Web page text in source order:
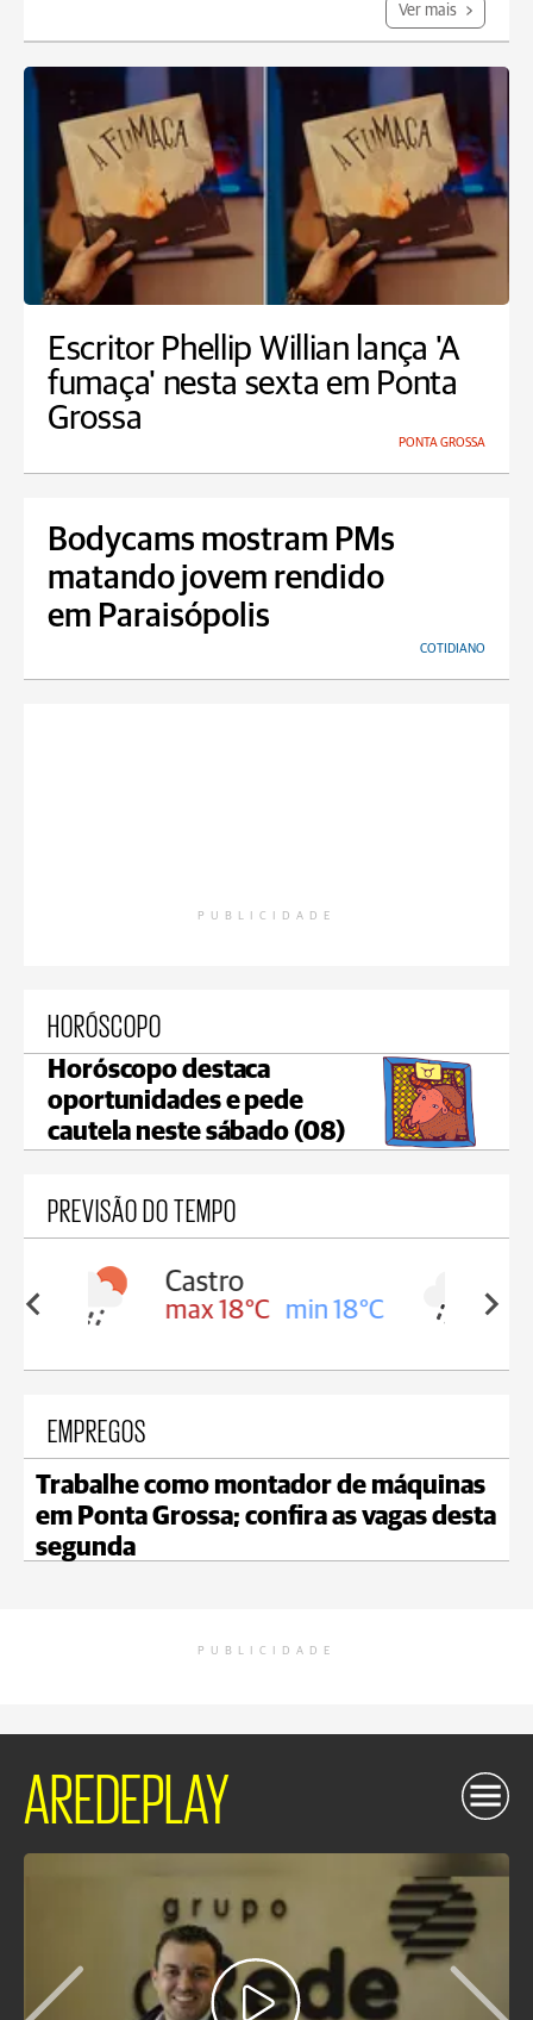
Ver mais
Escritor Phellip Willian lança 'A
fumaça' nesta sexta em Ponta
Grossa
PONTA GROSSA
Bodycams mostram PMs
matando jovem rendido
em Paraisópolis
COTIDIANO
PUBLICIDADE
HORÓSCOPO
Horóscopo destaca
oportunidades e pede
cautela neste sábado (08)
PREVISÃO DO TEMPO
18°C
Carambeí
max 18°C min 17°C
EMPREGOS
Trabalhe como montador de máquinas
em Ponta Grossa; confira as vagas desta
segunda
PUBLICIDADE
AREDEPLAY